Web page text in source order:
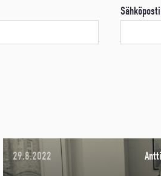
29.8.2022